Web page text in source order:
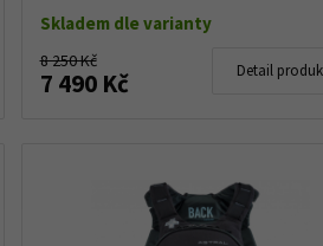
Skladem dle varianty
8 250 Kč
7 490 Kč Detail